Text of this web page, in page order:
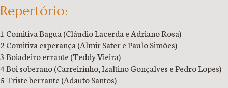
Repertório:
1 Comitiva Baguá (Cláudio Lacerda e Adriano Rosa)
2 Comitiva esperança (Almir Sater e Paulo Simões)
3 Boiadeiro errante (Teddy Vieira)
4 Boi soberano (Carreirinho, Izaltino Gonçalves e Pedro Lopes)
5 Triste berrante (Adauto Santos)